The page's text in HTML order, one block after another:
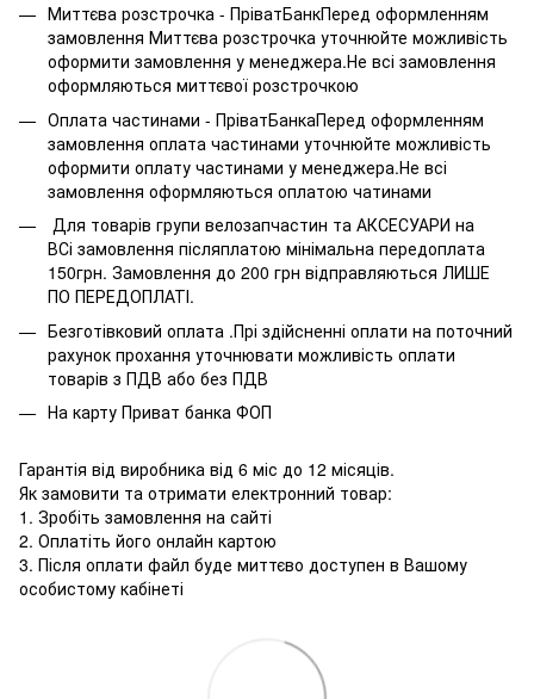
Миттєва розстрочка - ПріватБанкПеред оформленням
замовлення Миттєва розстрочка уточнюйте можливість
оформити замовлення у менеджера.Не всі замовлення
оформляються миттєвої розстрочкою
Оплата частинами - ПріватБанкаПеред оформленням
замовлення оплата частинами уточнюйте можливість
оформити оплату частинами у менеджера.Не всі
замовлення оформляються оплатою чатинами
Для товарів групи велозапчастин та АКСЕСУАРИ на
ВСі замовлення післяплатою мінімальна передоплата
150грн. Замовлення до 200 грн відправляються ЛИШЕ
ПО ПЕРЕДОПЛАТІ.
Безготівковий оплата .Прі здійсненні оплати на поточний
рахунок прохання уточнювати можливість оплати
товарів з ПДВ або без ПДВ
На карту Приват банка ФОП
Гарантія від виробника від 6 міс до 12 місяців.
Як замовити та отримати електронний товар:
1. Зробіть замовлення на сайті
2. Оплатіть його онлайн картою
3. Після оплати файл буде миттєво доступен в Вашому
особистому кабінеті